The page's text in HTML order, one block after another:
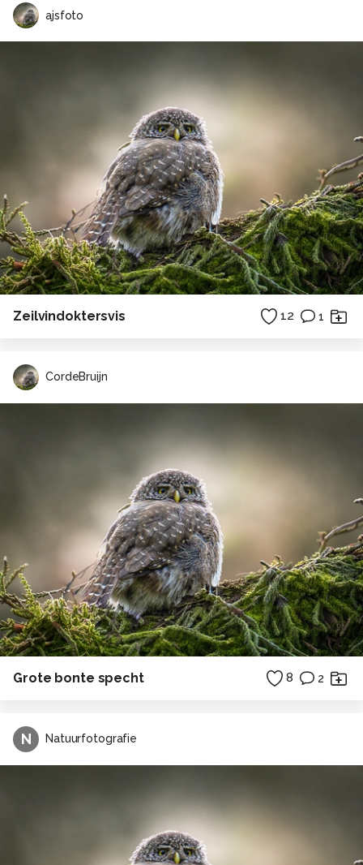
ajsfoto
Zeilvindoktersvis 12 1
CordeBruijn
Grote bonte specht 8 2
N Natuurfotografie